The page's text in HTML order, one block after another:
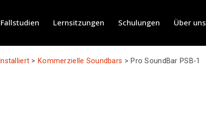
Fallstudien Lernsitzungen Schulungen Über uns
Installiert > Kommerzielle Soundbars > Pro SoundBar PSB-1